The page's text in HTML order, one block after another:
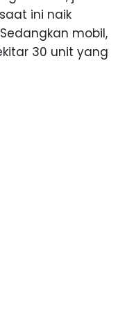
ini naik
mobil,
30 unit yang